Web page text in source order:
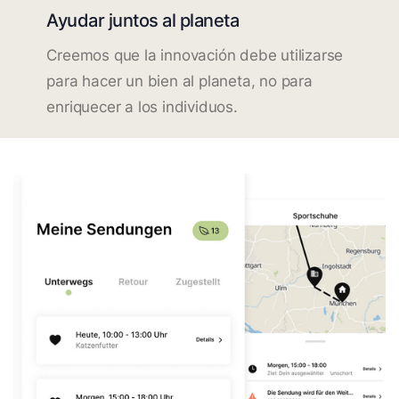
Ayudar juntos al planeta
Creemos que la innovación debe utilizarse
para hacer un bien al planeta, no para
enriquecer a los individuos.